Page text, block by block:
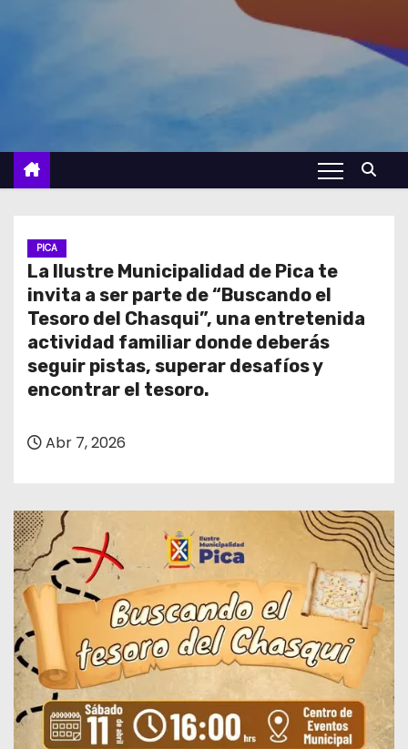
PICA
La Ilustre Municipalidad de Pica te
invita a ser parte de “Buscando el
Tesoro del Chasqui”, una entretenida
actividad familiar donde deberás
seguir pistas, superar desafíos y
encontrar el tesoro.
Abr 7, 2026